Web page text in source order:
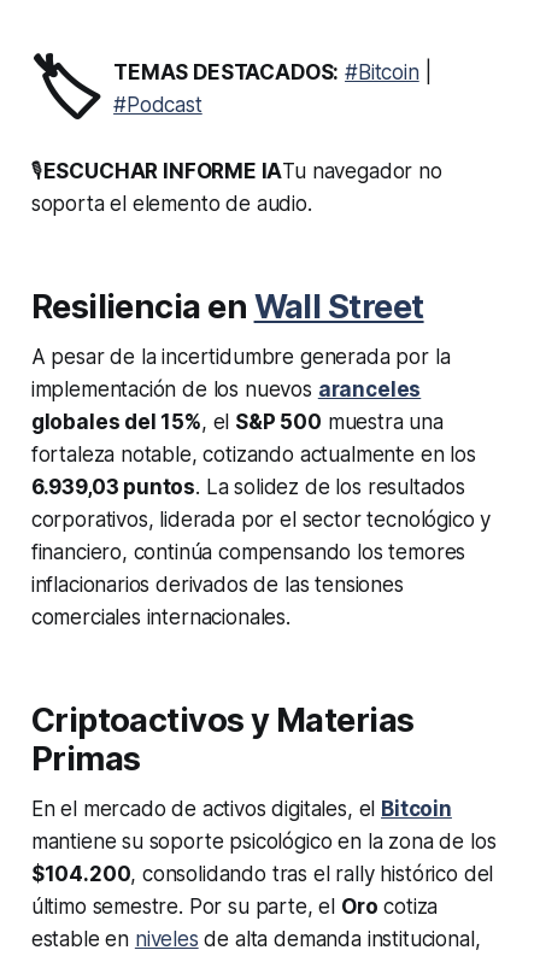
🏷️ TEMAS DESTACADOS: #Bitcoin|
#Podcast
🎙️ ESCUCHAR INFORME IATu navegador no
soporta el elemento de audio.
Resiliencia en Wall Street
A pesar de la incertidumbre generada por la
implementación de los nuevos aranceles
globales del 15%, el S&P 500 muestra una
fortaleza notable, cotizando actualmente en los
6.939,03 puntos. La solidez de los resultados
corporativos, liderada por el sector tecnológico y
financiero, continúa compensando los temores
inflacionarios derivados de las tensiones
comerciales internacionales.
Criptoactivos y Materias
Primas
En el mercado de activos digitales, el Bitcoin
mantiene su soporte psicológico en la zona de los
$104.200, consolidando tras el rally histórico del
último semestre. Por su parte, el Oro cotiza
estable en niveles de alta demanda institucional,